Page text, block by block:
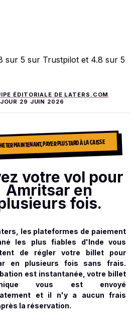
sur 5 sur Trustpilot et 4.8 sur 5
ÉDITORIALE DE LATERS.COM
29 JUIN 2026
MAINTENANT, PAYER PLUS TARD À LA CAISSE
votre vol pour
Amritsar en
fois.
les plateformes de paiement
les plus fiables d'Inde vous
de régler votre billet pour
en plusieurs fois sans frais.
est instantanée, votre billet
vous est envoyé
et il n'y a aucun frais
la réservation.